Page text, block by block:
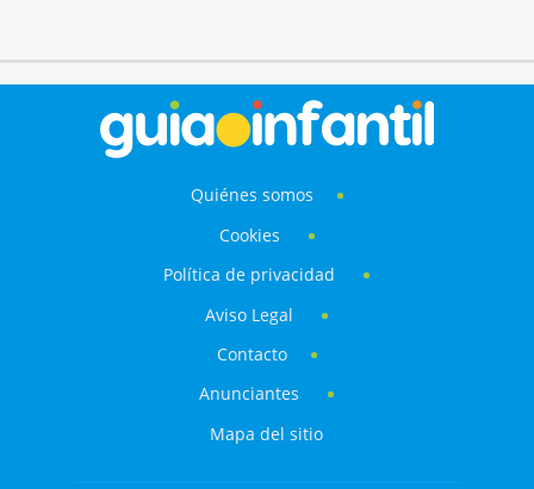
Quiénes somos
Cookies
Política de privacidad
Aviso Legal
Contacto
Anunciantes
Mapa del sitio